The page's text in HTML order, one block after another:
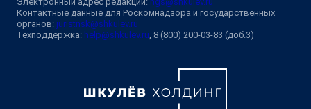
Контактные данные для Роскомнадзора и государственных
органов: juristnsk@shkulev.ru
Техподдержка: help@shkulev.ru, 8 (800) 200-03-83 (доб.3)